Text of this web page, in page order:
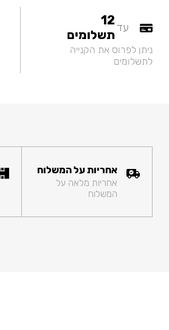
עד12
תשלומים
ניתן לפרוס את הקנייה
לתשלומים
אחריות על המשלוח
אחריות מלאה על
המשלוח